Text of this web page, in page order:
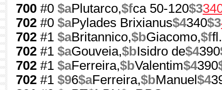
700 #0 $aPlutarco,$fca 50-120$3
702 #0 $aPylades Brixianus$4340$3
702 #1 $aBritannico,$bGiacomo,$f
702 #1 $aGouveia,$bIsidro de$4390
702 #1 $aFerreira,$bValentim$4390
702 #1 $96$aFerreira,$bManuel $4